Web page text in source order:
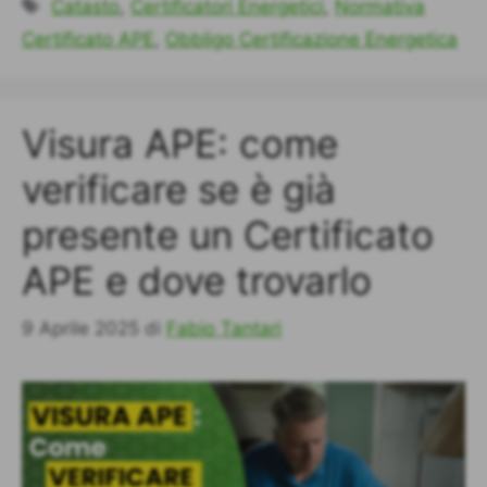
Catasto,Certificatori Energetici,Normativa
Certificato APE
Obbligo Certificazione Energetica
Visura APE: come
verificare se è già
presente un Certificato
APE e dove trovarlo
9 Aprile 2025 di Fabio Tantari